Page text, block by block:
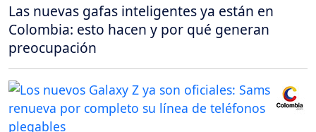
Las nuevas gafas inteligentes ya están en
Colombia: esto hacen y por qué generan
preocupación